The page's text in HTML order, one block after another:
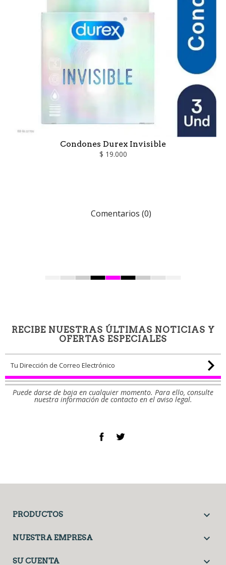
Condones Durex Invisible
$ 19.000
Comentarios (0)
RECIBE NUESTRAS ÚLTIMAS NOTICIAS Y
OFERTAS ESPECIALES
Puede darse de baja en cualquier momento. Para ello, consulte
nuestra información de contacto en el aviso legal.
Facebook
Twitter
PRODUCTOS 
NUESTRA EMPRESA 
SU CUENTA 